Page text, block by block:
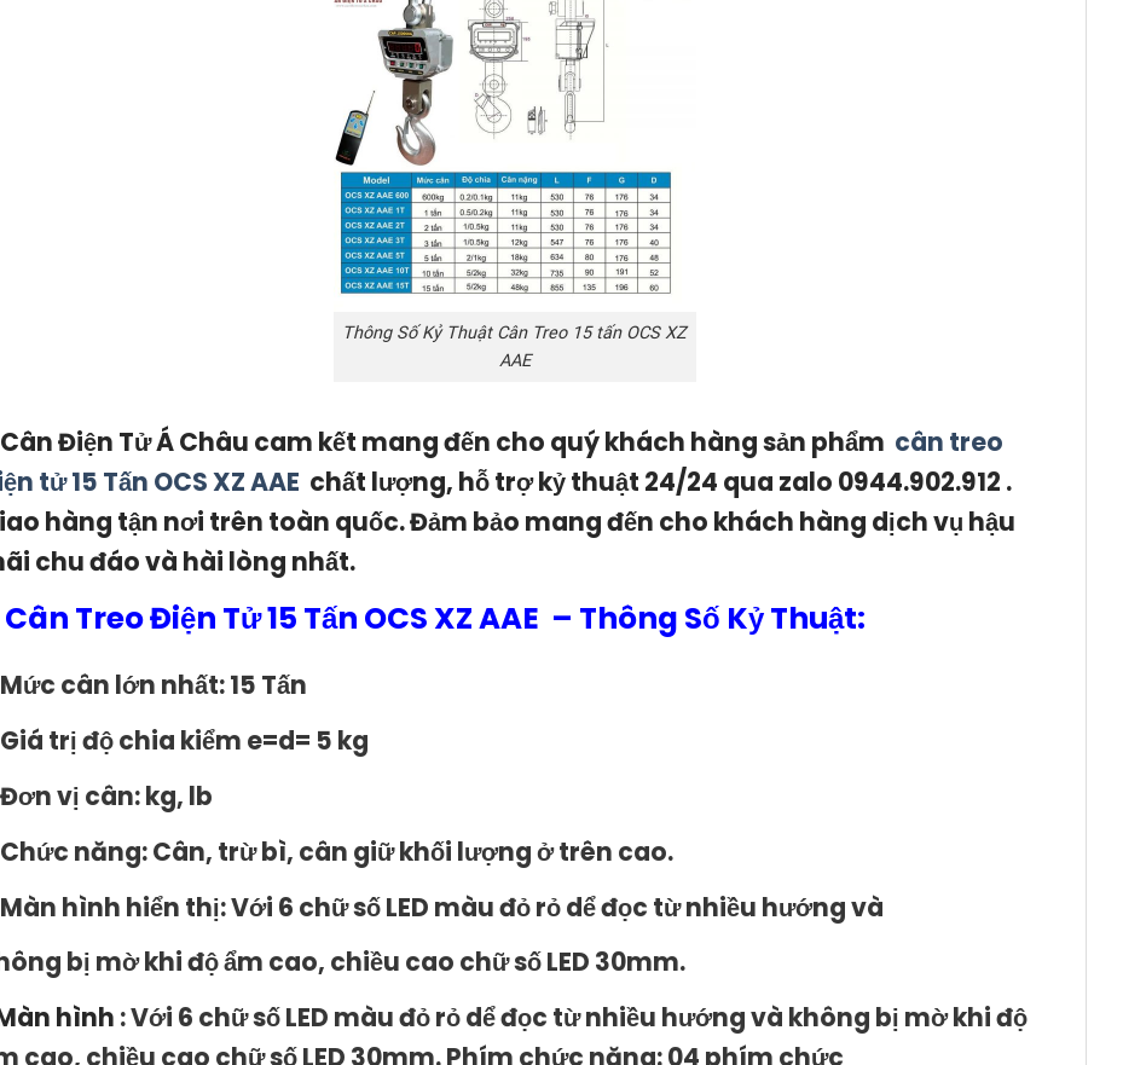
Thông Số Kỷ Thuật Cân Treo 15 tấn OCS XZ
AAE
Điện Tử Á Châu cam kết mang đến cho quý khách hàng sản phẩm cân treo
tử 15 Tấn OCS XZ AAE chất lượng, hỗ trợ kỷ thuật 24/24 qua zalo 0944.902.912 .
hàng tận nơi trên toàn quốc. Đảm bảo mang đến cho khách hàng dịch vụ hậu
chu đáo và hài lòng nhất.
Cân Treo Điện Tử 15 Tấn OCS XZ AAE – Thông Số Kỷ Thuật:
Mức cân lớn nhất:15 Tấn
Giá trị độ chia kiểm e=d= 5 kg
Đơn vị cân: kg, lb
Chức năng: Cân, trừ bì, cân giữ khối lượng ở trên cao.
Màn hình hiển thị: Với 6 chữ số LED màu đỏ rỏ dể đọc từ nhiều hướng và
bị mờ khi độ ẩm cao, chiều cao chữ số LED 30mm.
hình : Với 6 chữ số LED màu đỏ rỏ dể đọc từ nhiều hướng và không bị mờ khi độ
cao, chiều cao chữ số LED 30mm. Phím chức năng: 04 phím chức